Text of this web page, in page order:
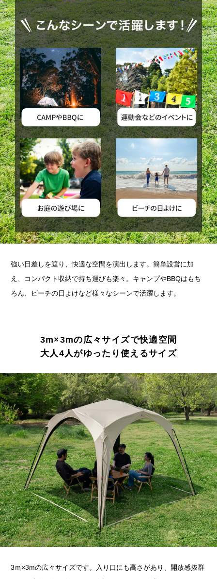
強い日差しを遮り、快適な空間を演出します。簡単設営に加
え、コンパクト収納で持ち運びも楽々。キャンプやBBQはもち
ろん、ビーチの日よけなど様々なシーンで活躍します。
3m×3mの広々サイズで快適空間
大人4人がゆったり使えるサイズ
3ｍ×3mの広々サイズです。入り口にも高さがあり、開放感抜群